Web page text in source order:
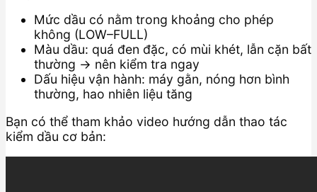
Mức dầu có nằm trong khoảng cho phép
không (LOW–FULL)
Màu dầu: quá đen đặc, có mùi khét, lẫn cặn bất
thường → nên kiểm tra ngay
Dấu hiệu vận hành: máy gằn, nóng hơn bình
thường, hao nhiên liệu tăng
Bạn có thể tham khảo video hướng dẫn thao tác
kiểm dầu cơ bản: